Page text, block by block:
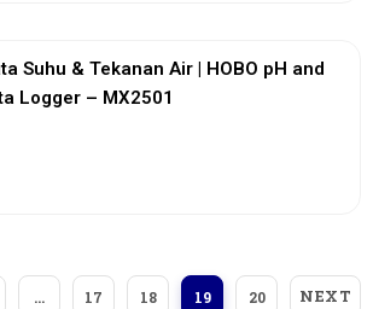
Suhu & Tekanan Air | HOBO pH and
Logger – MX2501
… 17 18 19 20 NEXT